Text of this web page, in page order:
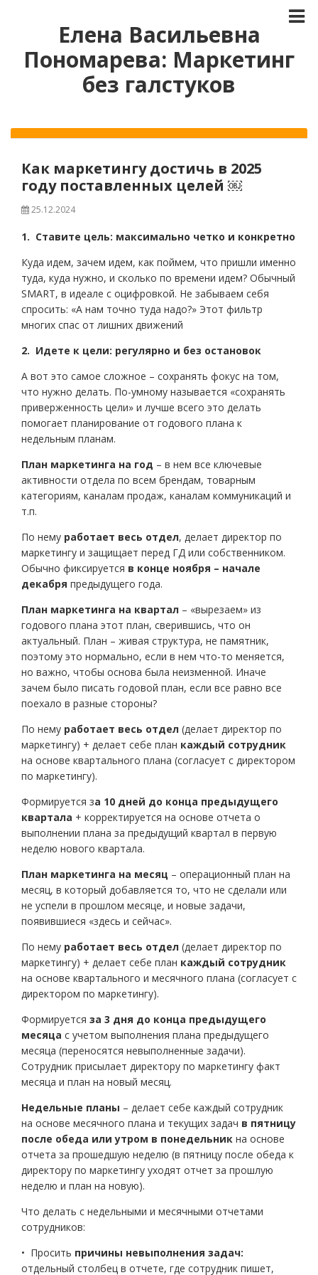
Елена Васильевна
Пономарева: Маркетинг
без галстуков
Как маркетингу достичь в 2025
году поставленных целей ￼
25.12.2024
1. Ставите цель: максимально четко и конкретно
Куда идем, зачем идем, как поймем, что пришли именно
туда, куда нужно, и сколько по времени идем? Обычный
SMART, в идеале с оцифровкой. Не забываем себя
спросить: «А нам точно туда надо?» Этот фильтр
многих спас от лишних движений
2. Идете к цели: регулярно и без остановок
А вот это самое сложное – сохранять фокус на том,
что нужно делать. По-умному называется «сохранять
приверженность цели» и лучше всего это делать
помогает планирование от годового плана к
недельным планам.
План маркетинга на год – в нем все ключевые
активности отдела по всем брендам, товарным
категориям, каналам продаж, каналам коммуникаций и
т.п.
По нему работает весь отдел, делает директор по
маркетингу и защищает перед ГД или собственником.
Обычно фиксируется в конце ноября – начале
декабря предыдущего года.
План маркетинга на квартал – «вырезаем» из
годового плана этот план, сверившись, что он
актуальный. План – живая структура, не памятник,
поэтому это нормально, если в нем что-то меняется,
но важно, чтобы основа была неизменной. Иначе
зачем было писать годовой план, если все равно все
поехало в разные стороны?
По нему работает весь отдел (делает директор по
маркетингу) + делает себе план каждый сотрудник
на основе квартального плана (согласует с директором
по маркетингу).
Формируется за 10 дней до конца предыдущего
квартала + корректируется на основе отчета о
выполнении плана за предыдущий квартал в первую
неделю нового квартала.
План маркетинга на месяц – операционный план на
месяц, в который добавляется то, что не сделали или
не успели в прошлом месяце, и новые задачи,
появившиеся «здесь и сейчас».
По нему работает весь отдел (делает директор по
маркетингу) + делает себе план каждый сотрудник
на основе квартального и месячного плана (согласует с
директором по маркетингу).
Формируется за 3 дня до конца предыдущего
месяца с учетом выполнения плана предыдущего
месяца (переносятся невыполненные задачи).
Сотрудник присылает директору по маркетингу факт
месяца и план на новый месяц.
Недельные планы – делает себе каждый сотрудник
на основе месячного плана и текущих задач в пятницу
после обеда или утром в понедельник на основе
отчета за прошедшую неделю (в пятницу после обеда к
директору по маркетингу уходят отчет за прошлую
неделю и план на новую).
Что делать с недельными и месячными отчетами
сотрудников:
• Просить причины невыполнения задач:
отдельный столбец в отчете, где сотрудник пишет,